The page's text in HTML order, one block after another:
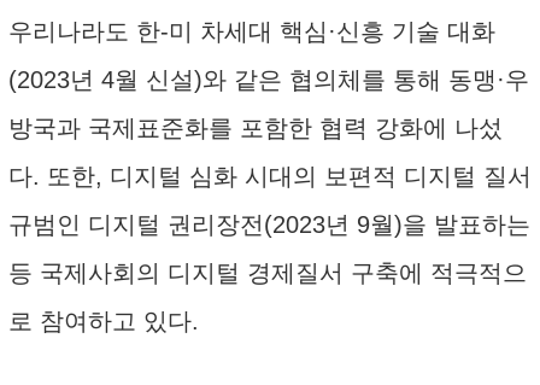
우리나라도 한-미 차세대 핵심·신흥 기술 대화
(2023년 4월 신설)와 같은 협의체를 통해 동맹·우
방국과 국제표준화를 포함한 협력 강화에 나섰
다. 또한, 디지털 심화 시대의 보편적 디지털 질서
규범인 디지털 권리장전(2023년 9월)을 발표하는
등 국제사회의 디지털 경제질서 구축에 적극적으
로 참여하고 있다.